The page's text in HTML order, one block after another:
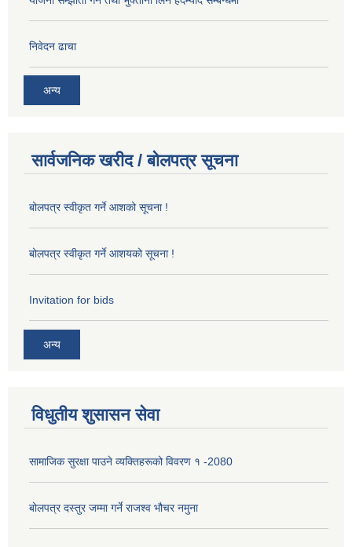
निवेदन ढाचा
अन्य
सार्वजनिक खरीद / बोलपत्र सूचना
बोलपत्र स्वीकृत गर्ने आशको सूचना !
बोलपत्र स्वीकृत गर्ने आशयको सूचना !
Invitation for bids
अन्य
विधुतीय शुसासन सेवा
सामाजिक सुरक्षा पाउने व्यक्तिहरूको विवरण १ -2080
बोलपत्र दस्तुर जम्मा गर्ने राजश्व भौचर नमुना